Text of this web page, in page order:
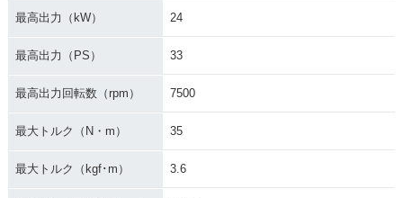
最高出力（kW） 24
最高出力（PS） 33
最高出力回転数（rpm） 7500
最大トルク（N・m） 35
最大トルク（kgf･m） 3.6